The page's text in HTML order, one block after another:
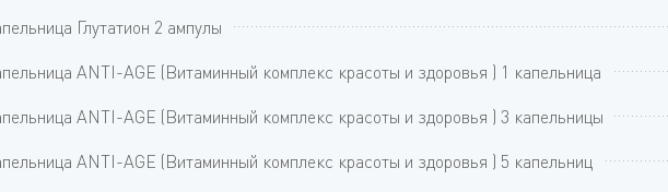
Глутатион 2 ампулы
ANTI-AGE (Витаминный комплекс красоты и здоровья ) 1 капельница
ANTI-AGE (Витаминный комплекс красоты и здоровья ) 3 капельницы
ANTI-AGE (Витаминный комплекс красоты и здоровья ) 5 капельниц